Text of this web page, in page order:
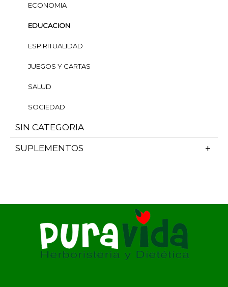
ECONOMIA
EDUCACION
ESPIRITUALIDAD
JUEGOS Y CARTAS
SALUD
SOCIEDAD
SIN CATEGORIA
SUPLEMENTOS